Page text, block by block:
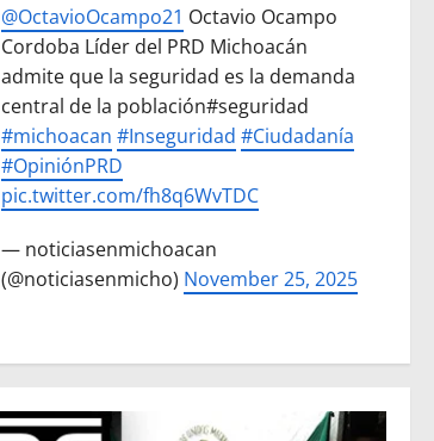
@OctavioOcampo21 Octavio Ocampo
Cordoba Líder del PRD Michoacán
admite que la seguridad es la demanda
central de la población#seguridad
#michoacan #Inseguridad #Ciudadanía
#OpiniónPRD
pic.twitter.com/fh8q6WvTDC
— noticiasenmichoacan
(@noticiasenmicho) November 25, 2025